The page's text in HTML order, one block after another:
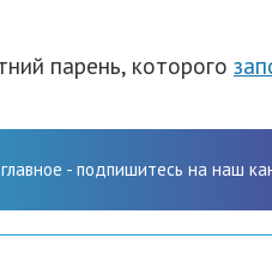
парень, которого
- подпишитесь на наш